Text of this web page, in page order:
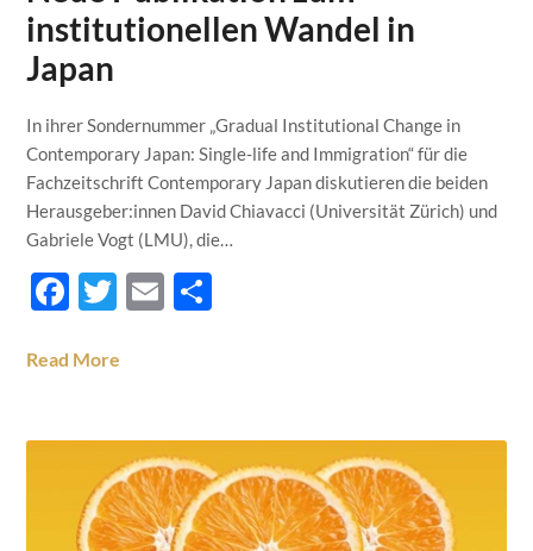
institutionellen Wandel in
Japan
In ihrer Sondernummer „Gradual Institutional Change in
Contemporary Japan: Single-life and Immigration“ für die
Fachzeitschrift Contemporary Japan diskutieren die beiden
Herausgeber:innen David Chiavacci (Universität Zürich) und
Gabriele Vogt (LMU), die…
Facebook
Twitter
Email
Read More